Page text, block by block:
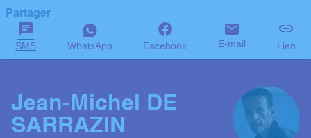
Partager
SMS WhatsApp Facebook E-mail Lien
Jean-Michel DE
SARRAZIN